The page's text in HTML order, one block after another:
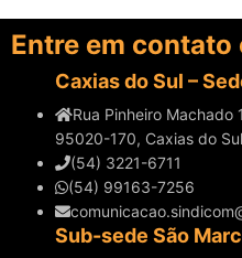
Entre em
Caxias do Sul –
Rua Pinheiro Machado
95020-170, Caxias do
(54) 3221-6711
(54) 99163-7256
Sub-sede São